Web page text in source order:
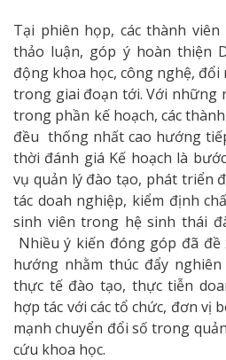
Tại phiên họp, các thành
thảo luận, góp ý hoàn thiện
động khoa học, công nghệ,
trong giai đoạn tới. Với những
trong phần kế hoạch, các
đều thống nhất cao hướng
thời đánh giá Kế hoạch là
vụ quản lý đào tạo, phát triển
tác doah nghiệp, kiểm định
sinh viên trong hệ sinh thái
Nhiều ý kiến đóng góp đã đề
hướng nhằm thúc đẩy
thực tế đào tạo, thực tiễn
hợp tác với các tổ chức, đơn vị
mạnh chuyển đổi số trong
cứu khoa học.